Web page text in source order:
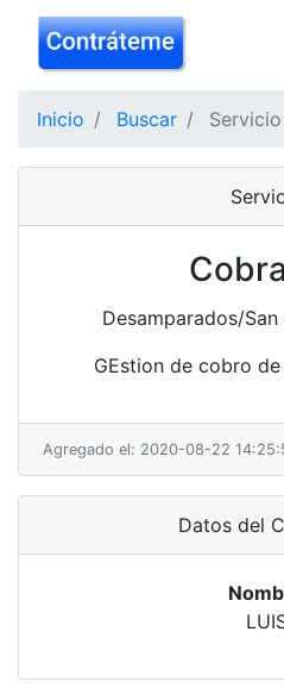
Inicio Buscar Servicio
Desamparados/
GEstion de cobro
Agregado el: 2020-08-22
Datos del